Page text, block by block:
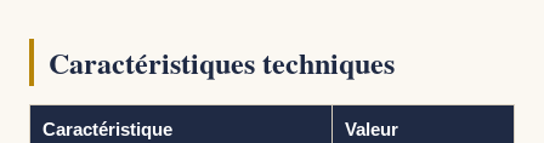
Caractéristiques techniques
Caractéristique Valeur